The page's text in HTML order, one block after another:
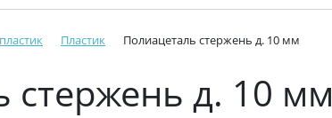
Пластик Полиацеталь стержень д. 10 мм
стержень д. 10 мм